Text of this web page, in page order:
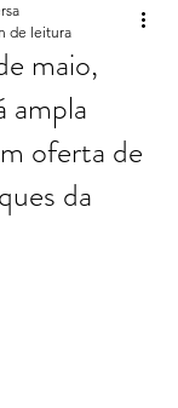
maio,
ampla
oferta de
da
de leitura